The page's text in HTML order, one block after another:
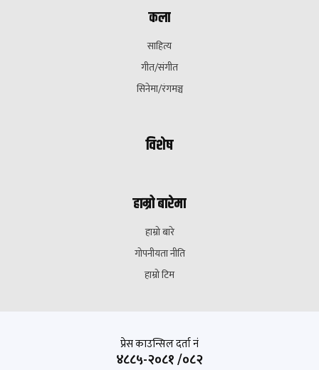
कला
साहित्य
गीत/संगीत
सिनेमा/रंगमञ्च
विशेष
हाम्रो बारेमा
हाम्रो बारे
गोपनीयता नीति
हाम्रो टिम
प्रेस काउन्सिल दर्ता नं
४८८५-२०८१ /०८२